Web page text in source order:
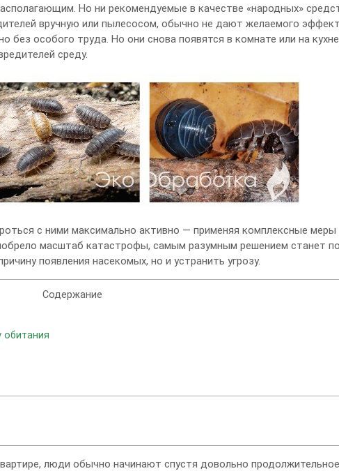
Но ни рекомендуемые в качестве «народных»
вручную или пылесосом, обычно не дают желаемого
без особого труда. Но они снова появятся в комнате или на
среду.
с ними максимально активно — применяя комплексные меры
масштаб катастрофы, самым разумным решением станет
появления насекомых, но и устранить угрозу.
Содержание
люди обычно начинают спустя довольно